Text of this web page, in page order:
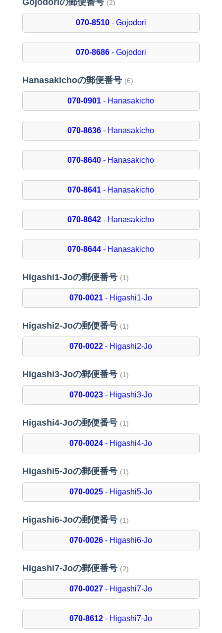
Gojodoriの郵便番号 (2)
070-8510- Gojodori
070-8686- Gojodori
Hanasakichoの郵便番号 (6)
070-0901 - Hanasakicho
070-8636 - Hanasakicho
070-8640 - Hanasakicho
070-8641 - Hanasakicho
070-8642 - Hanasakicho
070-8644 - Hanasakicho
Higashi1-Joの郵便番号 (1)
070-0021 - Higashi1-Jo
Higashi2-Joの郵便番号 (1)
070-0022 - Higashi2-Jo
Higashi3-Joの郵便番号 (1)
070-0023 - Higashi3-Jo
Higashi4-Joの郵便番号 (1)
070-0024 - Higashi4-Jo
Higashi5-Joの郵便番号 (1)
070-0025 - Higashi5-Jo
Higashi6-Joの郵便番号 (1)
070-0026 - Higashi6-Jo
Higashi7-Joの郵便番号 (2)
070-0027 - Higashi7-Jo
070-8612 - Higashi7-Jo